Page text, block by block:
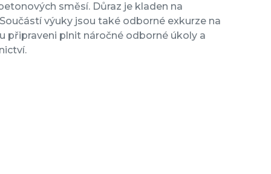
směsí. Důraz je kladen na
výuky jsou také odborné exkurze na
připraveni plnit náročné odborné úkoly a